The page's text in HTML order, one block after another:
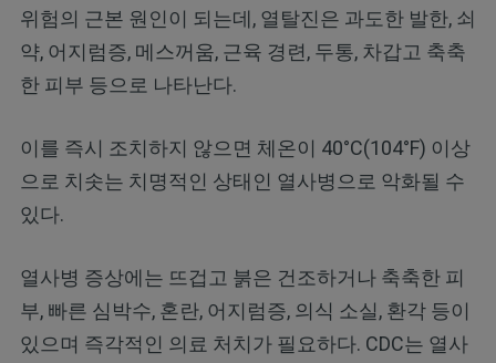
위험의 근본 원인이 되는데, 열탈진은 과도한 발한, 쇠
약, 어지럼증, 메스꺼움, 근육 경련, 두통, 차갑고 축축
한 피부 등으로 나타난다.
이를 즉시 조치하지 않으면 체온이 40°C(104°F) 이상
으로 치솟는 치명적인 상태인 열사병으로 악화될 수
있다.
열사병 증상에는 뜨겁고 붉은 건조하거나 축축한 피
부, 빠른 심박수, 혼란, 어지럼증, 의식 소실, 환각 등이
있으며 즉각적인 의료 처치가 필요하다. CDC는 열사